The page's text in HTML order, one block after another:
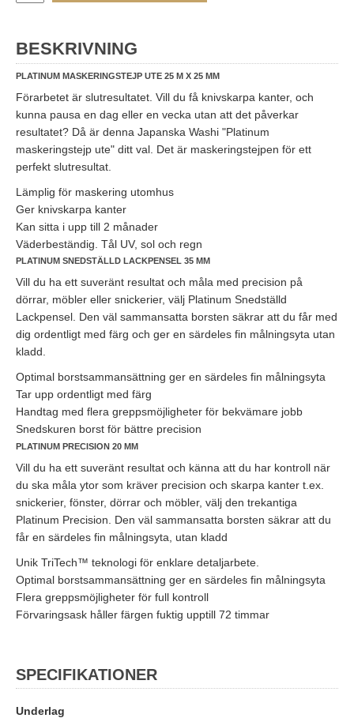
BESKRIVNING
PLATINUM MASKERINGSTEJP UTE 25 M X 25 MM
Förarbetet är slutresultatet. Vill du få knivskarpa kanter, och
kunna pausa en dag eller en vecka utan att det påverkar
resultatet? Då är denna Japanska Washi "Platinum
maskeringstejp ute" ditt val. Det är maskeringstejpen för ett
perfekt slutresultat.
Lämplig för maskering utomhus
Ger knivskarpa kanter
Kan sitta i upp till 2 månader
Väderbeständig. Tål UV, sol och regn
PLATINUM SNEDSTÄLLD LACKPENSEL 35 MM
Vill du ha ett suveränt resultat och måla med precision på
dörrar, möbler eller snickerier, välj Platinum Snedställd
Lackpensel. Den väl sammansatta borsten säkrar att du får med
dig ordentligt med färg och ger en särdeles fin målningsyta utan
kladd.
Optimal borstsammansättning ger en särdeles fin målningsyta
Tar upp ordentligt med färg
Handtag med flera greppsmöjligheter för bekvämare jobb
Snedskuren borst för bättre precision
PLATINUM PRECISION 20 MM
Vill du ha ett suveränt resultat och känna att du har kontroll när
du ska måla ytor som kräver precision och skarpa kanter t.ex.
snickerier, fönster, dörrar och möbler, välj den trekantiga
Platinum Precision. Den väl sammansatta borsten säkrar att du
får en särdeles fin målningsyta, utan kladd
Unik TriTech™ teknologi för enklare detaljarbete.
Optimal borstsammansättning ger en särdeles fin målningsyta
Flera greppsmöjligheter för full kontroll
Förvaringsask håller färgen fuktig upptill 72 timmar
SPECIFIKATIONER
Underlag